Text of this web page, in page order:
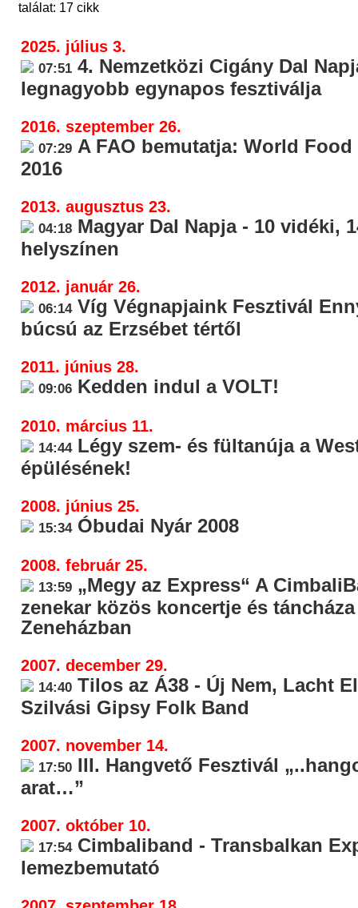
találat: 17 cikk
2025. július 3.
07:51 4. Nemzetközi Cigány Dal
legnagyobb egynapos fesztiválja
2016. szeptember 26.
07:29 A FAO bemutatja: World Food
2016
2013. augusztus 23.
04:18 Magyar Dal Napja - 10 vidéki,
helyszínen
2012. január 26.
06:14Víg Végnapjaink Fesztivál
búcsú az Erzsébet tértől
2011. június 28.
09:06 Kedden indul a VOLT!
2010. március 11.
14:44Légy szem- és fültanúja a
épülésének!
2008. június 25.
15:34Óbudai Nyár 2008
2008. február 25.
13:59 „Megy az Express“ A
zenekar közös koncertje és
Zeneházban
2007. december 29.
14:40 Tilos az Á38 - Új Nem, Lacht
Szilvási Gipsy Folk Band
2007. november 14.
17:50 III. Hangvető Fesztivál
arat…”
2007. október 10.
17:54Cimbaliband - Transbalkan
lemezbemutató